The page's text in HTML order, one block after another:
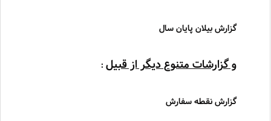
گزارش بیلان پایان سال
و گزارشات متنوع دیگر از قبیل :
گزارش نقطه سفارش